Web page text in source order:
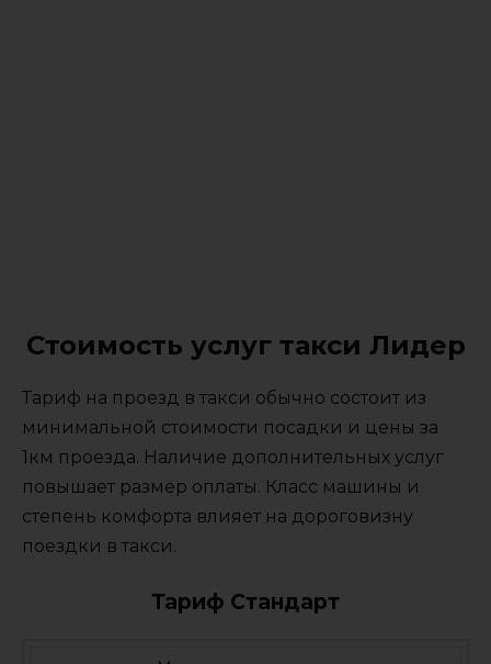
Стоимость услуг такси Лидер
Тариф на проезд в такси обычно состоит из
минимальной стоимости посадки и цены за
1км проезда. Наличие дополнительных услуг
повышает размер оплаты. Класс машины и
степень комфорта влияет на дороговизну
поездки в такси.
Тариф Стандарт